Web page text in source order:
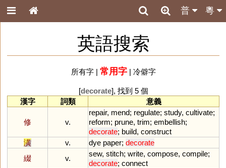
粵
普
英語搜索
所有字| 常用字| 冷僻字
[decorate], 找到 5 個
漢字
詞類 意義
修 v.
repair, mend; regulate; study, cultivate;
reform; prune, trim; embellish;
decorate; build, construct
潢
v. dye paper; decorate
綴
v.
sew, stitch; write, compose, compile;
decorate; connect